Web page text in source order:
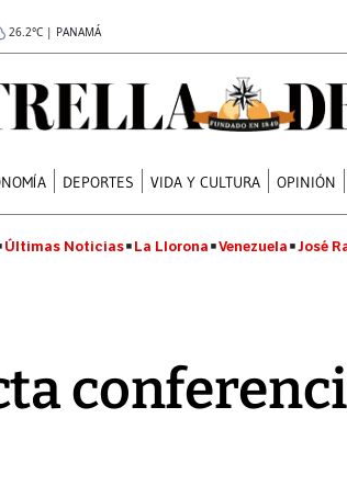
26.2°C | PANAMÁ
DEPORTES VIDA Y CULTURA OPINIÓN
Últimas Noticias La Llorona Venezuela José